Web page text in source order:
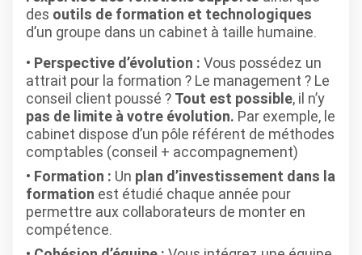
des outils de formation et technologiques
d’un groupe dans un cabinet à taille humaine.
Perspective d’évolution : Vous possédez un
attrait pour la formation ? Le management ? Le
conseil client poussé ? Tout est possible, il n’y
pas de limite à votre évolution. Par exemple, le
cabinet dispose d’un pôle référent de méthodes
comptables (conseil + accompagnement)
Formation : Un plan d’investissement dans la
formation est étudié chaque année pour
permettre aux collaborateurs de monter en
compétence.